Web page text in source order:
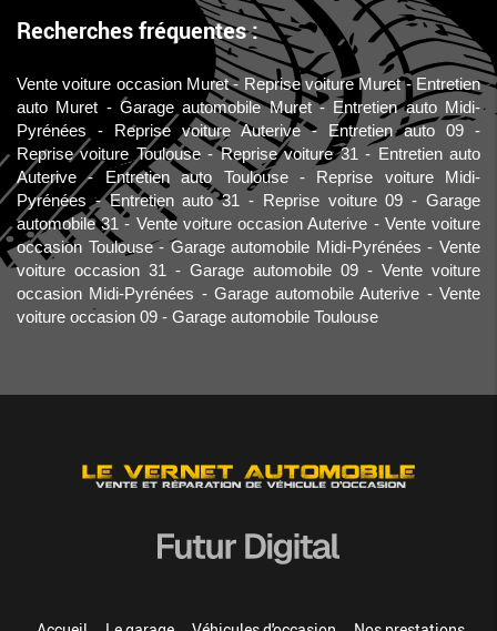
Recherches fréquentes :
Vente voiture occasion Muret Reprise voiture Muret
Entretien
auto Muret
Garage automobile Muret
Entretien auto Midi-
Pyrénées
Reprise voiture Auterive
Entretien auto 09
Reprise voiture Toulouse
Reprise voiture 31
Entretien auto
Auterive
Entretien auto Toulouse
Reprise voiture Midi-
Pyrénées
Entretien auto 31 Reprise voiture 09
Garage
automobile 31
Vente voiture occasion Auterive
Vente voiture
occasion Toulouse
Garage automobile Midi-Pyrénées
Vente
voiture occasion 31
Garage automobile 09
Vente voiture
occasion Midi-Pyrénées
Garage automobile Auterive
Vente
voiture occasion 09
Garage automobile Toulouse